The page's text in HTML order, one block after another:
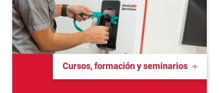
Cursos, formación y seminarios